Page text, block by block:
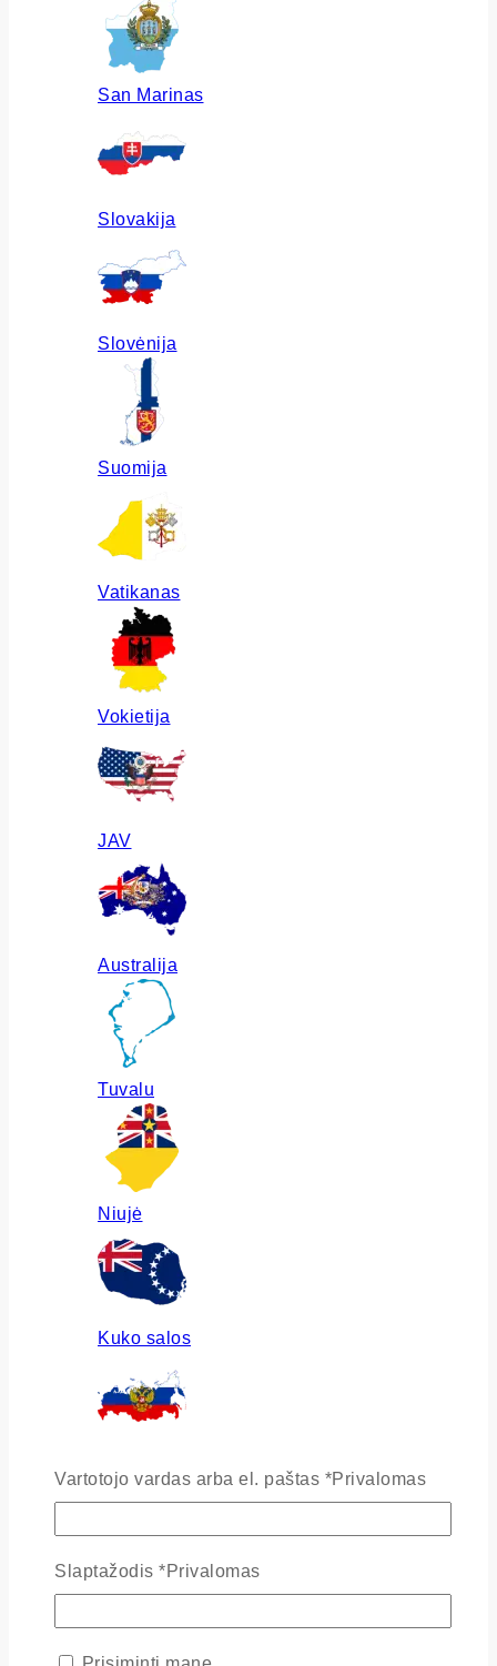
San Marinas
Slovakija
Slovėnija
Suomija
Vatikanas
Vokietija
JAV
Australija
Tuvalu
Niujė
Kuko salos
Vartotojo vardas arba el. paštas *Privalomas
Slaptažodis *Privalomas